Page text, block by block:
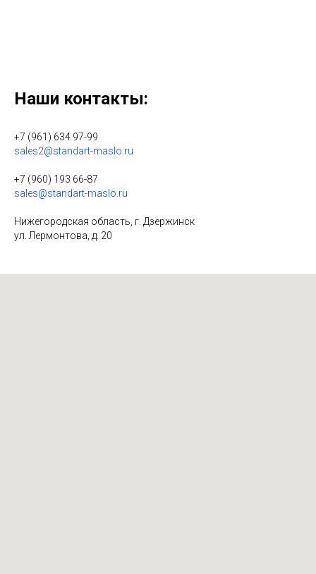
Наши контакты:
+7 (961) 634 97-99
sales2@standart-maslo.ru
+7 (960) 193 66-87
sales@standart-maslo.ru
Нижегородская область, г. Дзержинск
ул. Лермонтова, д. 20